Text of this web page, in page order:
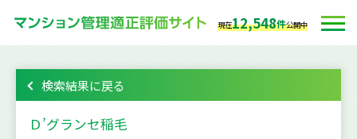
現在12,548件公開中
検索結果に戻る
Ｄ’グランセ稲毛